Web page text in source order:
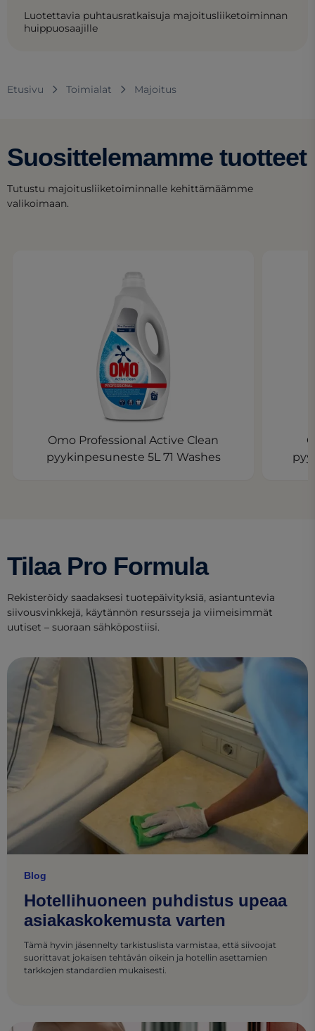
Luotettavia puhtausratkaisuja majoitusliiketoiminnan
huippuosaajille
Etusivu Toimialat Majoitus
Suosittelemamme tuotteet
Tutustu majoitusliiketoiminnalle kehittämäämme
valikoimaan.
Omo Professional Active Clean
pyykinpesuneste 5L 71 Washes
Tilaa Pro Formula
Rekisteröidy saadaksesi tuotepäivityksiä, asiantuntevia
siivousvinkkejä, käytännön resursseja ja viimeisimmät
uutiset – suoraan sähköpostiisi.
Blog
Hotellihuoneen puhdistus upeaa
asiakaskokemusta varten
Tämä hyvin jäsennelty tarkistuslista varmistaa, että siivoojat
suorittavat jokaisen tehtävän oikein ja hotellin asettamien
tarkkojen standardien mukaisesti.